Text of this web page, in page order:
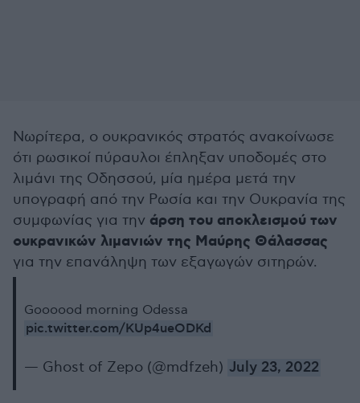
Νωρίτερα, ο ουκρανικός στρατός ανακοίνωσε
ότι ρωσικοί πύραυλοι έπληξαν υποδομές στο
λιμάνι της Οδησσού, μία ημέρα μετά την
υπογραφή από την Ρωσία και την Ουκρανία της
συμφωνίας για την άρση του αποκλεισμού των
ουκρανικών λιμανιών της Μαύρης Θάλασσας
για την επανάληψη των εξαγωγών σιτηρών.
Goooood morning Odessa
pic.twitter.com/KUp4ueODKd
— Ghost of Zepo (@mdfzeh) July 23, 2022